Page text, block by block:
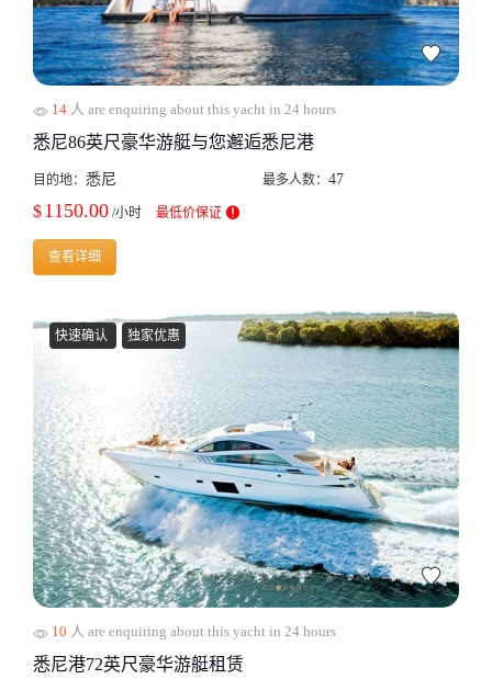
14 人 are enquiring about this yacht in 24 hours
悉尼86英尺豪华游艇与您邂逅悉尼港
目的地： 悉尼 最多人数： 47
$1150.00 /小时 最低价保证
查看详细
快速确认 独家优惠
10 人 are enquiring about this yacht in 24 hours
悉尼港72英尺豪华游艇租赁